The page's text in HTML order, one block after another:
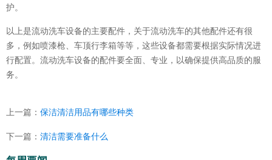
护。
以上是流动洗车设备的主要配件，关于流动洗车的其他配件还有很
多，例如喷漆枪、车顶行李箱等等，这些设备都需要根据实际情况进
行配置。流动洗车设备的配件要全面、专业，以确保提供高品质的服
务。
上一篇： 保洁清洁用品有哪些种类
下一篇： 清洁需要准备什么